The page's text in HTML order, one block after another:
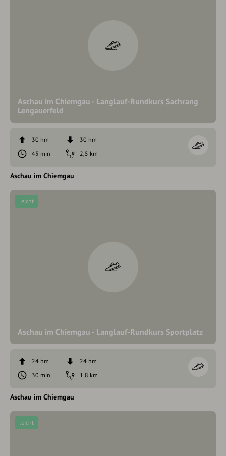
Aschau im Chiemgau - Langlauf-Rundkurs Sachrang
Lengauerfeld
30 hm
30 hm
45 min
2,5 km
Aschau im Chiemgau
Aschau im Chiemgau - Langlauf-Rundkurs Sportplatz
leicht
24 hm
24 hm
30 min
1,8 km
Aschau im Chiemgau
leicht